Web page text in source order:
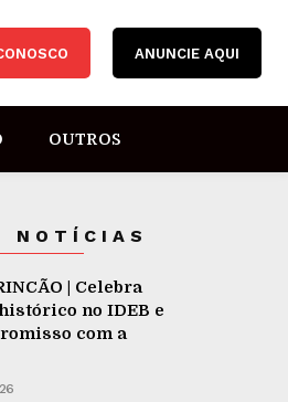
ANUNCIE AQUI
OUTROS
NOTÍCIAS
| Celebra
no IDEB e
com a